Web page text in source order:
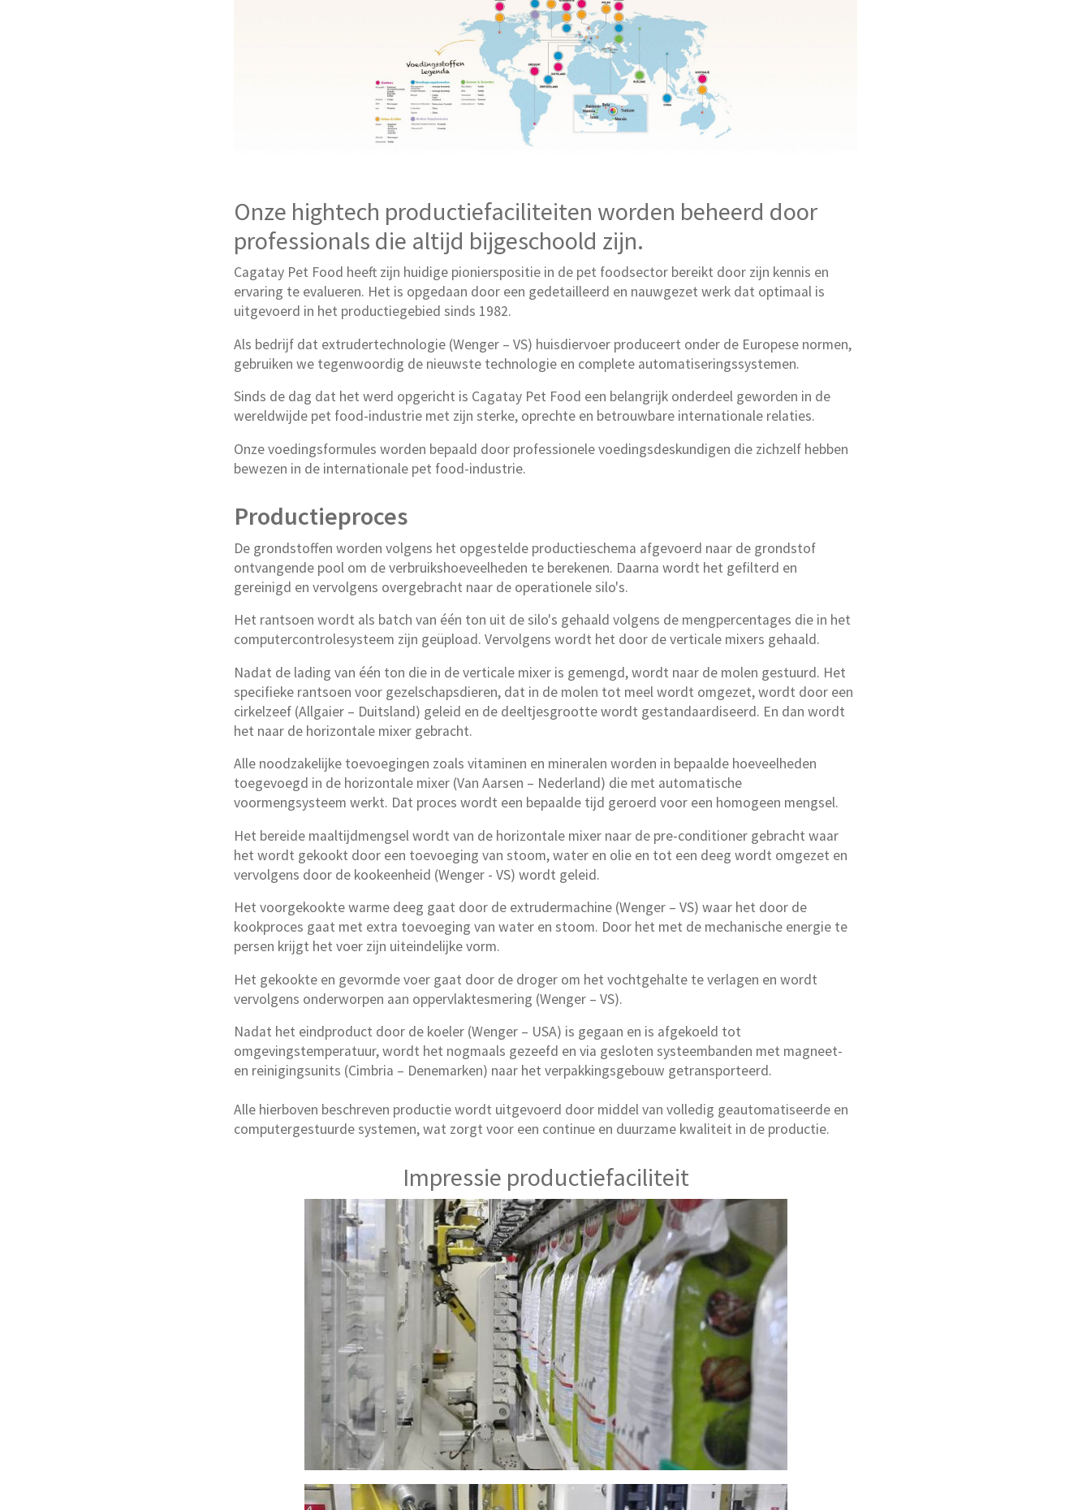
Onze hightech productiefaciliteiten worden beheerd door
professionals die altijd bijgeschoold zijn.
Cagatay Pet Food heeft zijn huidige pionierspositie in de pet foodsector bereikt door zijn kennis en
ervaring te evalueren. Het is opgedaan door een gedetailleerd en nauwgezet werk dat optimaal is
uitgevoerd in het productiegebied sinds 1982.
Als bedrijf dat extrudertechnologie (Wenger – VS) huisdiervoer produceert onder de Europese normen,
gebruiken we tegenwoordig de nieuwste technologie en complete automatiseringssystemen.
Sinds de dag dat het werd opgericht is Cagatay Pet Food een belangrijk onderdeel geworden in de
wereldwijde pet food-industrie met zijn sterke, oprechte en betrouwbare internationale relaties.
Onze voedingsformules worden bepaald door professionele voedingsdeskundigen die zichzelf hebben
bewezen in de internationale pet food-industrie.
Productieproces
De grondstoffen worden volgens het opgestelde productieschema afgevoerd naar de grondstof
ontvangende pool om de verbruikshoeveelheden te berekenen. Daarna wordt het gefilterd en
gereinigd en vervolgens overgebracht naar de operationele silo's.
Het rantsoen wordt als batch van één ton uit de silo's gehaald volgens de mengpercentages die in het
computercontrolesysteem zijn geüpload. Vervolgens wordt het door de verticale mixers gehaald.
Nadat de lading van één ton die in de verticale mixer is gemengd, wordt naar de molen gestuurd. Het
specifieke rantsoen voor gezelschapsdieren, dat in de molen tot meel wordt omgezet, wordt door een
cirkelzeef (Allgaier – Duitsland) geleid en de deeltjesgrootte wordt gestandaardiseerd. En dan wordt
het naar de horizontale mixer gebracht.
Alle noodzakelijke toevoegingen zoals vitaminen en mineralen worden in bepaalde hoeveelheden
toegevoegd in de horizontale mixer (Van Aarsen – Nederland) die met automatische
voormengsysteem werkt. Dat proces wordt een bepaalde tijd geroerd voor een homogeen mengsel.
Het bereide maaltijdmengsel wordt van de horizontale mixer naar de pre-conditioner gebracht waar
het wordt gekookt door een toevoeging van stoom, water en olie en tot een deeg wordt omgezet en
vervolgens door de kookeenheid (Wenger - VS) wordt geleid.
Het voorgekookte warme deeg gaat door de extrudermachine (Wenger – VS) waar het door de
kookproces gaat met extra toevoeging van water en stoom. Door het met de mechanische energie te
persen krijgt het voer zijn uiteindelijke vorm.
Het gekookte en gevormde voer gaat door de droger om het vochtgehalte te verlagen en wordt
vervolgens onderworpen aan oppervlaktesmering (Wenger – VS).
Nadat het eindproduct door de koeler (Wenger – USA) is gegaan en is afgekoeld tot
omgevingstemperatuur, wordt het nogmaals gezeefd en via gesloten systeembanden met magneet-
en reinigingsunits (Cimbria – Denemarken) naar het verpakkingsgebouw getransporteerd.
Alle hierboven beschreven productie wordt uitgevoerd door middel van volledig geautomatiseerde en
computergestuurde systemen, wat zorgt voor een continue en duurzame kwaliteit in de productie.
Impressie productiefaciliteit